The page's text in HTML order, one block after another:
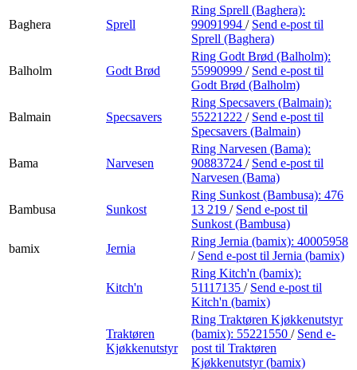
Baghera Sprell
Ring Sprell (Baghera):
99091994 / Send e-post til
Sprell (Baghera)
Balholm Godt Brød
Ring Godt Brød (Balholm):
55990999 / Send e-post til
Godt Brød (Balholm)
Balmain Specsavers
Ring Specsavers (Balmain):
55221222 / Send e-post til
Specsavers (Balmain)
Bama Narvesen
Ring Narvesen (Bama):
90883724 / Send e-post til
Narvesen (Bama)
Bambusa Sunkost
Ring Sunkost (Bambusa): 476
13 219 / Send e-post til
Sunkost (Bambusa)
bamix
Jernia
Ring Jernia (bamix): 40005958
/ Send e-post til Jernia (bamix)
Kitch'n
Ring Kitch'n (bamix):
51117135 / Send e-post til
Kitch'n (bamix)
Traktøren
Kjøkkenutstyr
Ring Traktøren Kjøkkenutstyr
(bamix): 55221550 / Send e-
post til Traktøren
Kjøkkenutstyr (bamix)